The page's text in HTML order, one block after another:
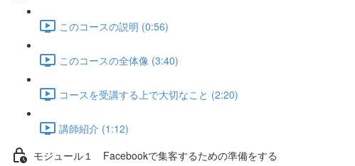
このコースの説明 (0:56)
このコースの全体像 (3:40)
コースを受講する上で大切なこと (2:20)
講師紹介 (1:12)
モジュール１ Facebookで集客するための準備をする